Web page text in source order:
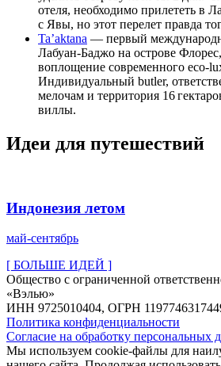
отеля, необходимо прилететь в
с Явы, но этот перелет правда
Ta’aktana — первый
Лабуан-Баджо на острове
воплощение современного eco-
Индивидуальный butler,
мелочам и территория 16
виллы.
Идеи для путешествий
Индонезия летом
май-сентябрь
[ БОЛЬШЕ ИДЕЙ ]
Общество с ограниченной
«Вэлью»
ИНН 9725010404, ОГРН
Политика конфиденциальности
Согласие на обработку персональных
Мы используем cookie-файлы для